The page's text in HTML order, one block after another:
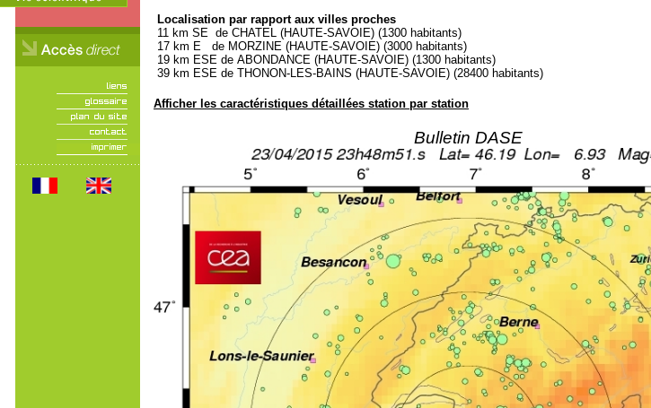
Localisation par rapport aux villes proches
11 km SE de CHATEL (HAUTE-SAVOIE) (1300 habitants)
17 km E de MORZINE (HAUTE-SAVOIE) (3000 habitants)
19 km ESE de ABONDANCE (HAUTE-SAVOIE) (1300 habitants)
39 km ESE de THONON-LES-BAINS (HAUTE-SAVOIE) (28400 habitants)
Afficher les caractéristiques détaillées station par station
Bulletin DASE